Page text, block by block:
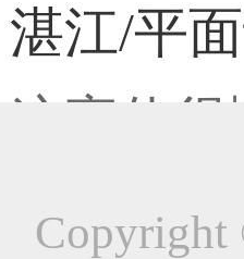
恭喜
湛江/平
这家伙
人气：